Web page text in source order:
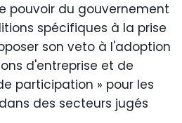
pouvoir du gouvernement
spécifiques à la prise
son veto à l'adoption
d'entreprise et de
participation » pour les
des secteurs jugés